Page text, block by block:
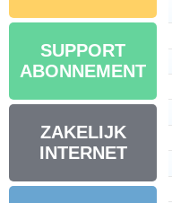
SUPPORT
ABONNEMENT
ZAKELIJK
INTERNET